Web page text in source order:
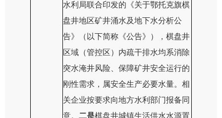
水利局联合印发的《关于鄂托克旗棋
盘井地区矿井涌水及地下水分析公
告》（以下简称《公告》），棋盘井
区域（管控区）内疏干排水均系消除
突水淹井风险、保障矿井安全运行的
刚性需求，属安全生产必要水量。相
关企业按要求向地方水利部门报备同
意。 二是棋盘井城镇生活供水水源置